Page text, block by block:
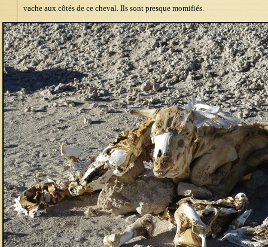
vache aux côtés de ce cheval. Ils sont presque momifiés.